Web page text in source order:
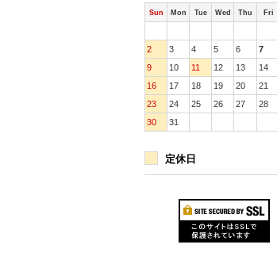
Sun Mon Tue Wed Thu Fri
2
3 4 5 6 7
9
10 11 12 13 14
16
17 18 19 20 21
23
24 25 26 27 28
30
31
定休日